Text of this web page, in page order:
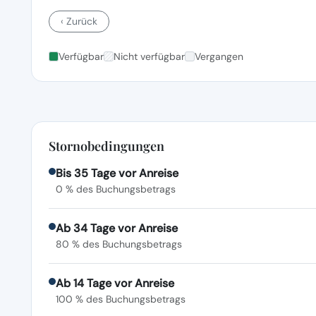
‹ Zurück
Verfügbar Nicht verfügbar Vergangen
Stornobedingungen
Bis 35 Tage vor Anreise
0 % des Buchungsbetrags
Ab 34 Tage vor Anreise
80 % des Buchungsbetrags
Ab 14 Tage vor Anreise
100 % des Buchungsbetrags